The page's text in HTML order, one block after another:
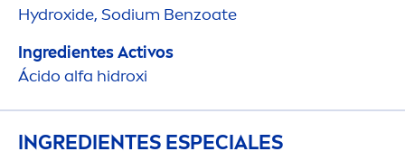
Hydroxide, Sodium Benzoate
Ingredientes Activos
Ácido alfa hidroxi
INGREDIENTES ESPECIALES